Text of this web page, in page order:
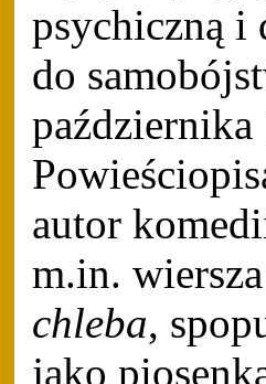
psychiczną i
do
października
autor
m.in.
chleba,
jako